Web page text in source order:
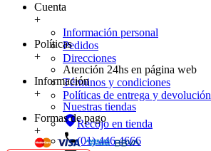
Cuenta
+
Información personal
Pedidos
Direcciones
Políticas
+
Atención 24hs en página web
Términos y condiciones
Políticas de entrega y devolución
Información
+
Nuestras tiendas
Recojo en tienda
(01) 446 4666
Formas de pago
+